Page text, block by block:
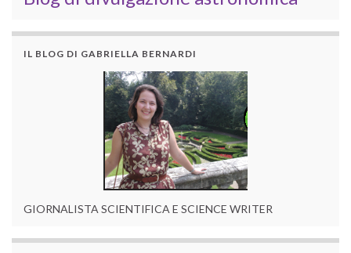
IL BLOG DI GABRIELLA BERNARDI
GIORNALISTA SCIENTIFICA E SCIENCE WRITER